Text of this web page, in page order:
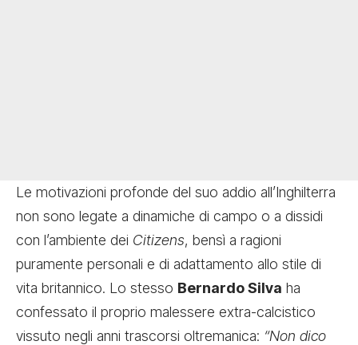
Le motivazioni profonde del suo addio all’Inghilterra
non sono legate a dinamiche di campo o a dissidi
con l’ambiente dei Citizens, bensì a ragioni
puramente personali e di adattamento allo stile di
vita britannico. Lo stesso Bernardo Silva ha
confessato il proprio malessere extra-calcistico
vissuto negli anni trascorsi oltremanica: “Non dico